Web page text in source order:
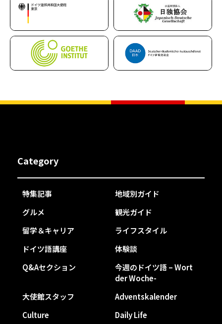
Category
特集記事
地域別ガイド
グルメ
観光ガイド
留学＆キャリア
ライフスタイル
ドイツ語講座
体験談
Q&Aセクション
今週のドイツ語 – Wort
der Woche-
大使館スタッフ
Adventskalender
Culture
Daily Life